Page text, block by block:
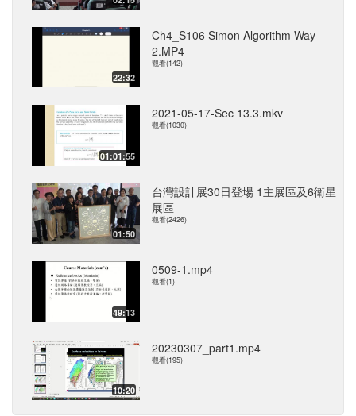
22:32
Ch4_S106 Simon Algorithm Way
2.MP4
觀看(142)
01:01:55
2021-05-17-Sec 13.3.mkv
觀看(1030)
01:50
台灣設計展30日登場 1主展區及6衛星
展區
觀看(2426)
49:13
0509-1.mp4
觀看(1)
10:20
20230307_part1.mp4
觀看(195)